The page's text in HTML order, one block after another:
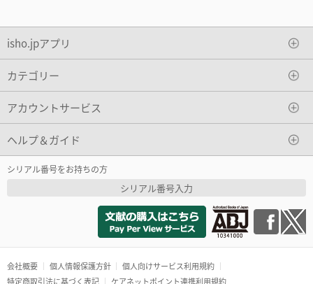
isho.jpアプリ
カテゴリー
アカウントサービス
ヘルプ＆ガイド
シリアル番号をお持ちの方
シリアル番号入力
会社概要 個人情報保護方針
個人向けサービス利用規約
特定商取引法に基づく表記
ケアネットポイント連携利用規約